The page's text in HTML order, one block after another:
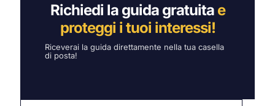
Richiedi la guida gratuita e
proteggi i tuoi interessi!
Riceverai la guida direttamente nella tua casella
di posta!